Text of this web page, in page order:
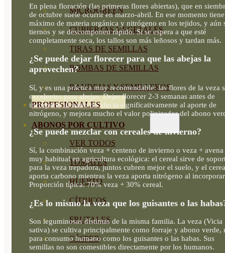
MICROGREEN
CUBIERTAS VEGETALES
TIRAS DE SEMILLAS
BOMBAS DE SEMILLAS
BANDEJAS Y SEMILLEROS
PROFESIONALES
ABONOS POR CULTIVO
VER TODOS
TOMATES
HUERTO
CÍTRICOS
FRUTALES
CÉSPED
En plena floración (las primeras flores abiertas), que en
de octubre suele ocurrir en marzo-abril. En ese momento
máximo de materia orgánica y nitrógeno en los tejidos, y aún
tiernos y se descomponen rápido. Si se espera a que esté
completamente seca, los tallos son más leñosos y tardan más.
¿Se puede dejar florecer para que las abejas la
aprovechen?
Sí, y es una práctica muy recomendable: las flores de la veza
excelentes para abejas. Dejar florecer 2-3 semanas antes de
incorporar al suelo no afecta significativamente al aporte de
nitrógeno, y mejora mucho el valor polinizador del abono
¿Se puede mezclar con cereales de invierno?
Sí, la combinación veza + centeno de invierno o veza + avena
muy habitual en agricultura ecológica: el cereal sirve de
para la veza trepadora, juntos cubren mejor el suelo, y el
aporta carbono mientras la veza aporta nitrógeno al
Proporción típica: 70% veza + 30% cereal.
¿Es lo mismo la veza que los guisantes o las
Son leguminosas distintas de la misma familia. La veza (Vicia
sativa) se cultiva principalmente como forraje y abono verde,
para consumo humano como los guisantes o las habas. Sus
semillas no son comestibles directamente por los humanos.